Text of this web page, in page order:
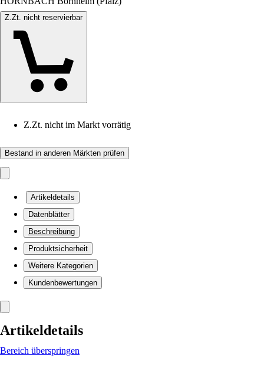
Z.Zt. nicht reservierbar
Z.Zt. nicht im Markt vorrätig
Bestand in anderen Märkten prüfen
Artikeldetails
Datenblätter
Beschreibung
Produktsicherheit
Weitere Kategorien
Kundenbewertungen
Artikeldetails
Bereich überspringen